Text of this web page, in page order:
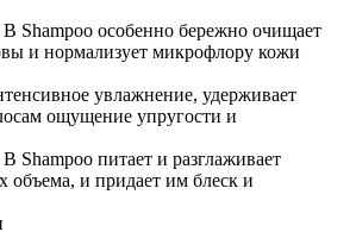
Shampoo особенно бережно очищает
и нормализует микрофлору кожи
увлажнение, удерживает
ощущение упругости и
Shampoo питает и разглаживает
объема, и придает им блеск и